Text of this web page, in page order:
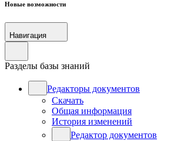
Новые возможности
Навигация
Разделы базы знаний
Редакторы документов
Скачать
Общая информация
История изменений
Редактор документов